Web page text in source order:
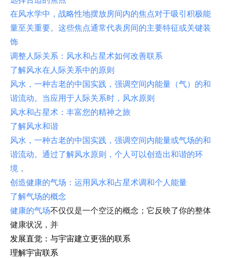
在风水学中，战略性地摆放房间内的焦点对于吸引积极能
量至关重要。这些焦点通常代表房间的主要特征或关键装
饰
调整人际关系：风水和占星术如何改善联系
了解风水在人际关系中的原则
风水，一种古老的中国实践，强调空间内能量（气）的和
谐流动。当应用于人际关系时，风水原则
风水和占星术：丰富您的精神之旅
了解风水和谐
风水，一种古老的中国实践，强调空间内能量或气场的和
谐流动。通过了解风水原则，个人可以创造出和谐的环
境，
创造健康的气场：运用风水和占星术调和个人能量
了解气场的概念
健康的气场不仅仅是一个空泛的概念；它反映了你的整体
健康状况，并
发展直觉：与宇宙建立更强的联系
理解宇宙联系